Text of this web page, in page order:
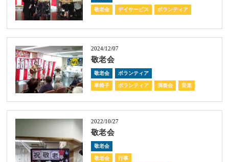
敬老会 デイサービス ボランティア
2024/12/07
敬老会
敬老会 ボランティア
車椅子 ボランティア 演奏会 音楽
2022/10/27
敬老会
敬老会
敬老会
行事